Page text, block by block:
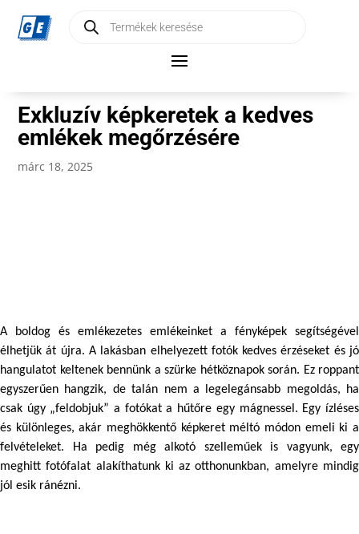
search
Exkluzív képkeretek a kedves
emlékek megőrzésére
márc 18, 2025
A boldog és emlékezetes emlékeinket a fényképek segítségével
élhetjük át újra. A lakásban elhelyezett fotók kedves érzéseket és jó
hangulatot keltenek bennünk a szürke hétköznapok során. Ez roppant
egyszerűen hangzik, de talán nem a legelegánsabb megoldás, ha
csak úgy „feldobjuk” a fotókat a hűtőre egy mágnessel. Egy ízléses
és különleges, akár meghökkentő képkeret méltó módon emeli ki a
felvételeket. Ha pedig még alkotó szelleműek is vagyunk, egy
meghitt fotófalat alakíthatunk ki az otthonunkban, amelyre mindig
jól esik ránézni.